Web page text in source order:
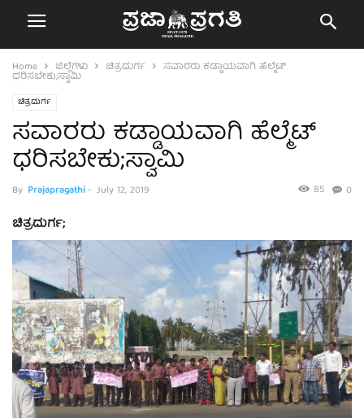
Home ಜಿಲ್ಲೆಗಳು ಚಿತ್ರದುರ್ಗ ಸವಾರರು ಕಡ್ಡಾಯವಾಗಿ ಹೆಲ್ಮೆಟ್
ಧರಿಸಬೇಕು;ಸ್ವಾಮಿ
ಚಿತ್ರದುರ್ಗ
ಸವಾರರು ಕಡ್ಡಾಯವಾಗಿ ಹೆಲ್ಮೆಟ್
ಧರಿಸಬೇಕು;ಸ್ವಾಮಿ
By Prajapragathi- July 12, 2019 0
85
ಚಿತ್ರದುರ್ಗ;